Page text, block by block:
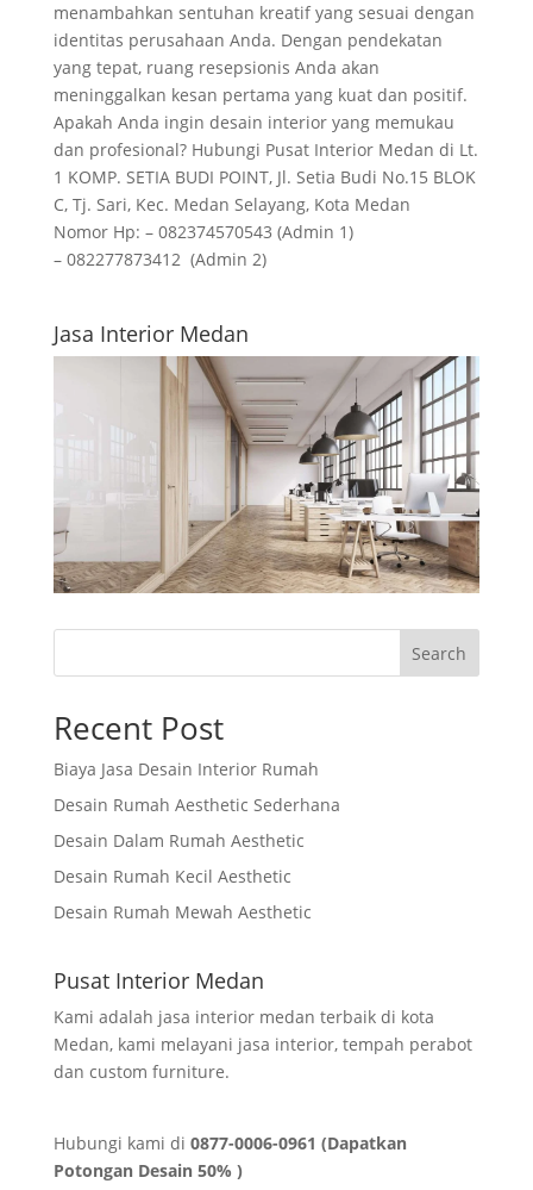
menambahkan sentuhan kreatif yang sesuai dengan
identitas perusahaan Anda. Dengan pendekatan
yang tepat, ruang resepsionis Anda akan
meninggalkan kesan pertama yang kuat dan positif.
Apakah Anda ingin desain interior yang memukau
dan profesional? Hubungi Pusat Interior Medan di Lt.
1 KOMP. SETIA BUDI POINT, Jl. Setia Budi No.15 BLOK
C, Tj. Sari, Kec. Medan Selayang, Kota Medan
Nomor Hp: – 082374570543 (Admin 1)
– 082277873412 (Admin 2)
Jasa Interior Medan
Search
Recent Post
Biaya Jasa Desain Interior Rumah
Desain Rumah Aesthetic Sederhana
Desain Dalam Rumah Aesthetic
Desain Rumah Kecil Aesthetic
Desain Rumah Mewah Aesthetic
Pusat Interior Medan
Kami adalah jasa interior medan terbaik di kota
Medan, kami melayani jasa interior, tempah perabot
dan custom furniture.
Hubungi kami di 0877-0006-0961 (Dapatkan
Potongan Desain 50% )